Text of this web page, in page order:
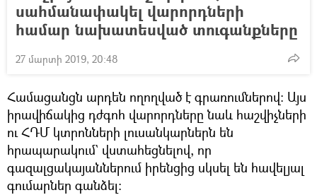
սահմանափակել վարորդների
համար նախատեսված տուգանքները
27 մարտի 2019, 20:48
Համացանցն արդեն ողողված է գրառումներով։ Այս
իրավիճակից դժգոհ վարորդները նաև հաշվիչների
ու ՀԴՄ կտրոնների լուսանկարներն են
հրապարակում` վստահեցնելով, որ
գազալցակայաններում իրենցից սկսել են հավելյալ
գումարներ գանձել։